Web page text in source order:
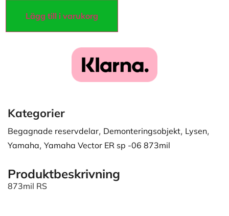
Lägg till i varukorg
Kategorier
Begagnade reservdelar, Demonteringsobjekt, Lysen,
Yamaha, Yamaha Vector ER sp -06 873mil
Produktbeskrivning
873mil RS